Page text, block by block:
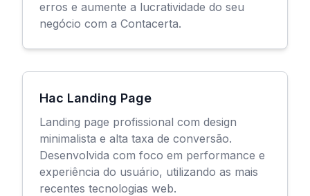
erros e aumente a lucratividade do seu
negócio com a Contacerta.
Hac Landing Page
Landing page profissional com design
minimalista e alta taxa de conversão.
Desenvolvida com foco em performance e
experiência do usuário, utilizando as mais
recentes tecnologias web.